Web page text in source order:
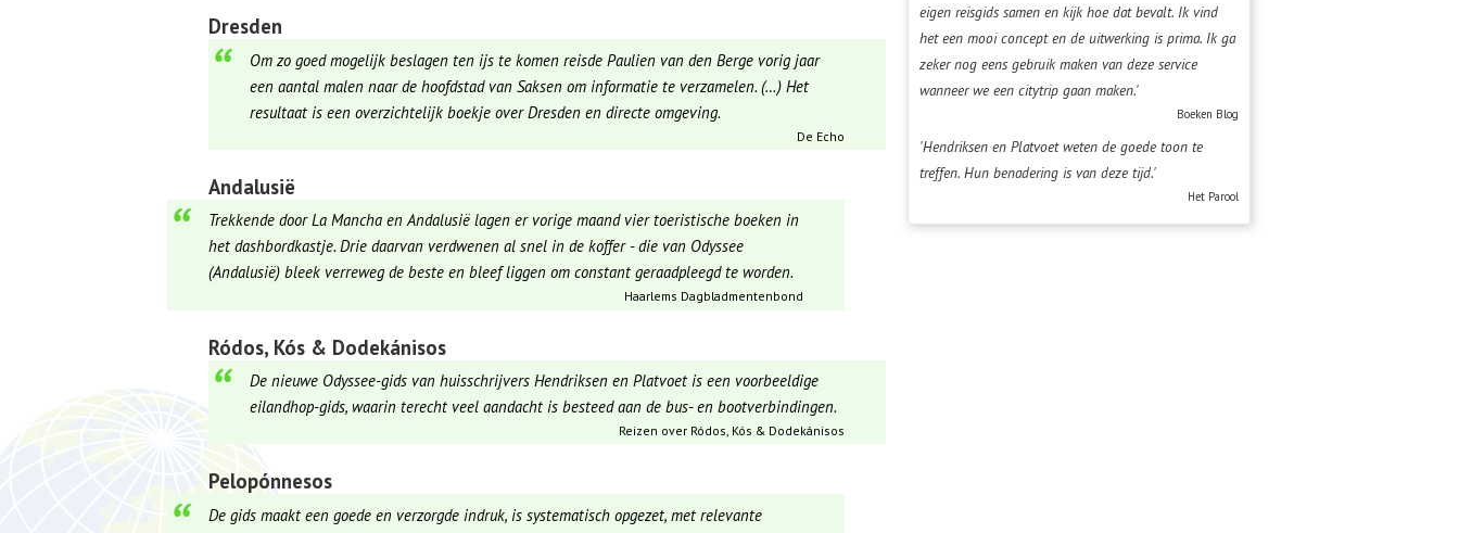
eigen reisgids samen en kijk hoe dat bevalt. Ik vind
het een mooi concept en de uitwerking is prima. Ik ga
zeker nog eens gebruik maken van deze service
wanneer we een citytrip gaan maken.'
Boeken Blog
'Hendriksen en Platvoet weten de goede toon te
treffen. Hun benadering is van deze tijd.'
Het Parool
Dresden
Om zo goed mogelijk beslagen ten ijs te komen reisde Paulien van den Berge vorig jaar
een aantal malen naar de hoofdstad van Saksen om informatie te verzamelen. (…) Het
resultaat is een overzichtelijk boekje over Dresden en directe omgeving.
De Echo
Andalusië
Trekkende door La Mancha en Andalusië lagen er vorige maand vier toeristische boeken in
het dashbordkastje. Drie daarvan verdwenen al snel in de koffer - die van Odyssee
(Andalusië) bleek verreweg de beste en bleef liggen om constant geraadpleegd te worden.
Haarlems Dagbladmentenbond
Ródos, Kós & Dodekánisos
De nieuwe Odyssee-gids van huisschrijvers Hendriksen en Platvoet is een voorbeeldige
eilandhop-gids, waarin terecht veel aandacht is besteed aan de bus- en bootverbindingen.
Reizen over Ródos, Kós & Dodekánisos
Pelopónnesos
De gids maakt een goede en verzorgde indruk, is systematisch opgezet, met relevante